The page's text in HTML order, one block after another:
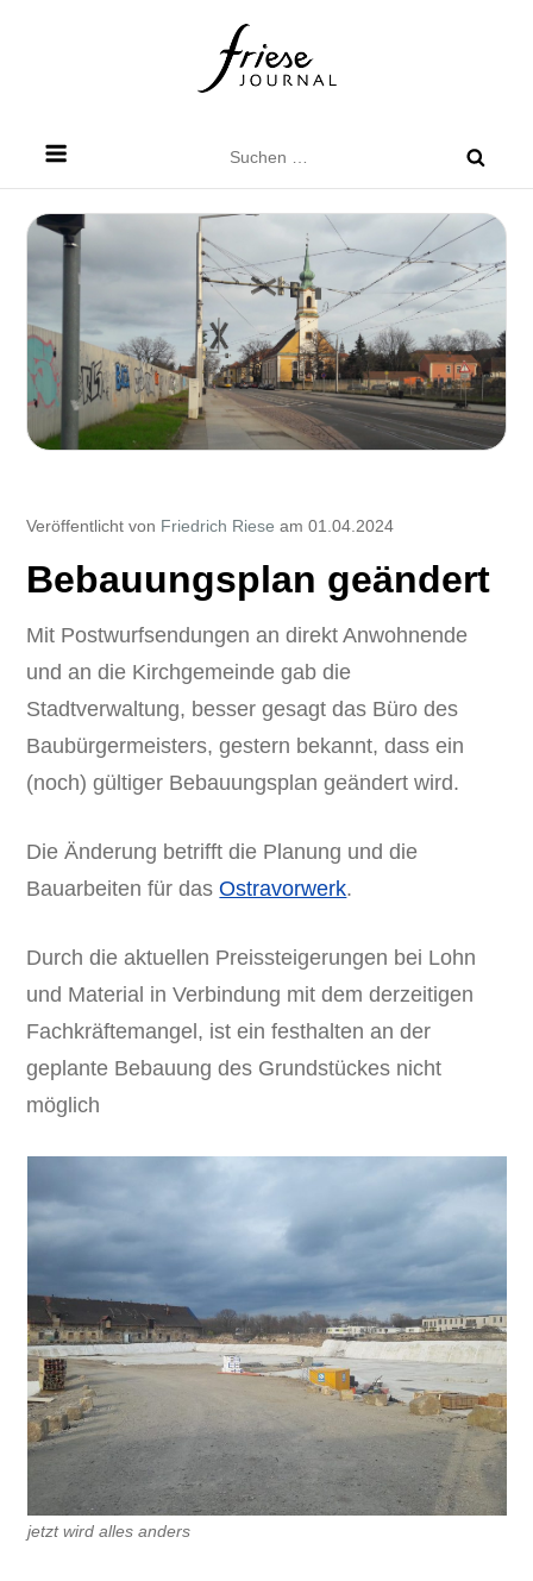
nach:
Veröffentlicht von Friedrich Riese am 01.04.2024
Bebauungsplan geändert
Mit Postwurfsendungen an direkt Anwohnende
und an die Kirchgemeinde gab die
Stadtverwaltung, besser gesagt das Büro des
Baubürgermeisters, gestern bekannt, dass ein
(noch) gültiger Bebauungsplan geändert wird.
Die Änderung betrifft die Planung und die
Bauarbeiten für dasOstravorwerk.
Durch die aktuellen Preissteigerungen bei Lohn
und Material in Verbindung mit dem derzeitigen
Fachkräftemangel, ist ein festhalten an der
geplante Bebauung des Grundstückes nicht
möglich
jetzt wird alles anders